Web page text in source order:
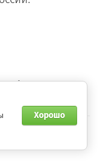
мебель
Хорошо